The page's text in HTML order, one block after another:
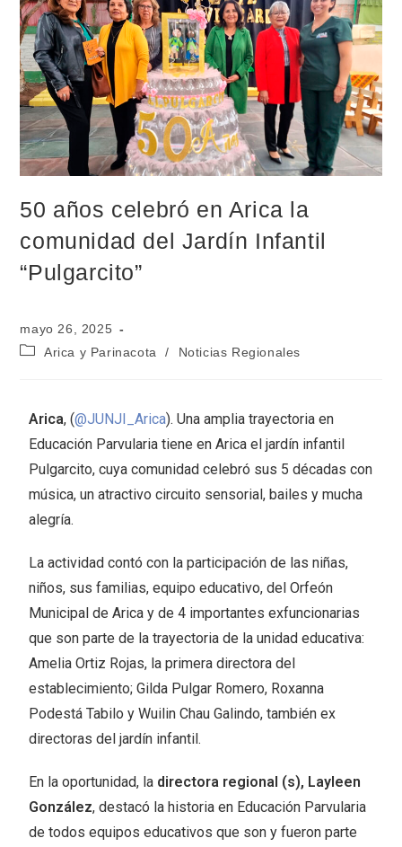
50 años celebró en Arica la
comunidad del Jardín Infantil
“Pulgarcito”
mayo 26, 2025
Arica y Parinacota
/ Noticias Regionales
Arica, (@JUNJI_Arica). Una amplia trayectoria en
Educación Parvularia tiene en Arica el jardín infantil
Pulgarcito, cuya comunidad celebró sus 5 décadas con
música, un atractivo circuito sensorial, bailes y mucha
alegría.
La actividad contó con la participación de las niñas,
niños, sus familias, equipo educativo, del Orfeón
Municipal de Arica y de 4 importantes exfuncionarias
que son parte de la trayectoria de la unidad educativa:
Amelia Ortiz Rojas, la primera directora del
establecimiento; Gilda Pulgar Romero, Roxanna
Podestá Tabilo y Wuilin Chau Galindo, también ex
directoras del jardín infantil.
En la oportunidad, la directora regional (s), Layleen
González, destacó la historia en Educación Parvularia
de todos equipos educativos que son y fueron parte